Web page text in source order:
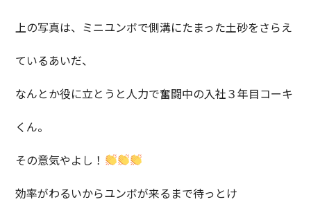
上の写真は、ミニユンボで側溝にたまった土砂をさらえ
ているあいだ、
なんとか役に立とうと人力で奮闘中の入社３年目コーキ
くん。
その意気やよし！
効率がわるいからユンボが来るまで待っとけ